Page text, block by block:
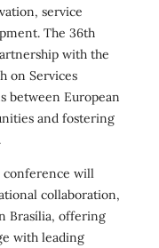
service
The 36th
with the
on Services
between European
and fostering
conference will
collaboration,
Brasília, offering
with leading